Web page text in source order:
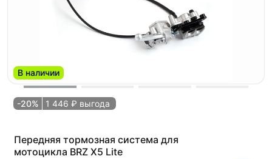
В наличии
-20% 1 446 ₽ выгода
Передняя тормозная система для
мотоцикла BRZ X5 Lite